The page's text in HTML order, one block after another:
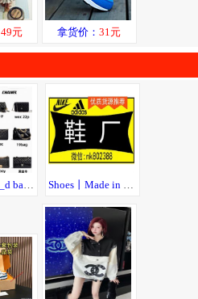
49元 拿货价：31元
Luxury h an_d bags 包包丨* 著偧品 Guccl Shoes丨Made in China丨莆田鞋厂丨无理由退货